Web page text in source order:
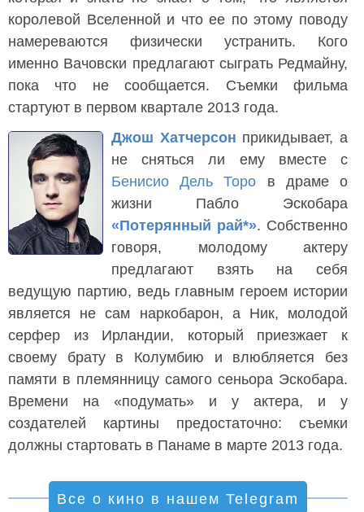
королевой Вселенной и что ее по этому поводу
намереваются физически устранить. Кого
именно Вачовски предлагают сыграть Редмайну,
пока что не сообщается. Съемки фильма
стартуют в первом квартале 2013 года.
Джош Хатчерсон прикидывает, а
не сняться ли ему вместе с
Бенисио Дель Торо в драме о
жизни Пабло Эскобара
«Потерянный рай*». Собственно
говоря, молодому актеру
предлагают взять на себя
ведущую партию, ведь главным героем истории
является не сам наркобарон, а Ник, молодой
серфер из Ирландии, который приезжает к
своему брату в Колумбию и влюбляется без
памяти в племянницу самого сеньора Эскобара.
Времени на «подумать» и у актера, и у
создателей картины предостаточно: съемки
должны стартовать в Панаме в марте 2013 года.
Все о кино в нашем Telegram